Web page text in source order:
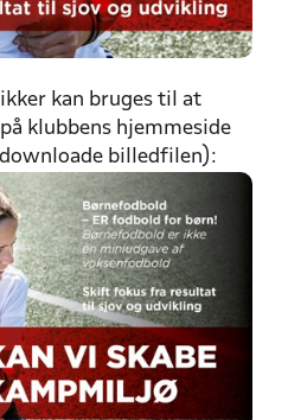
kan bruges til at
klubbens hjemmeside
billedfilen):